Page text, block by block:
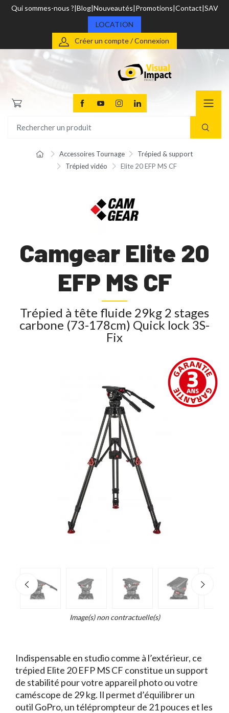
Qui sommes-nous ? Blog Nouveautés Promotions Contact SAV
LOCATION
Créer un compte / Connexion
Accessoires Tournage
Trépied & support
Trépied vidéo
Elite 20 EFP MS CF
Camgear Elite 20
EFP MS CF
Trépied à tête fluide 29kg 2 stages
carbone (73-178cm) Quick lock 3S-
Fix
Image(s) non contractuelle(s)
Indispensable en studio comme à l’extérieur, ce
trépied Elite 20 EFP MS CF constitue un support
de stabilité pour votre appareil photo ou votre
caméscope de 29 kg. Il permet d’équilibrer un
outil GoPro, un téléprompteur de 21 pouces et les